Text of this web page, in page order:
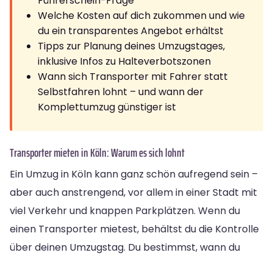
Welche Kosten auf dich zukommen und wie
du ein transparentes Angebot erhältst
Tipps zur Planung deines Umzugstages,
inklusive Infos zu Halteverbotszonen
Wann sich Transporter mit Fahrer statt
Selbstfahren lohnt – und wann der
Komplettumzug günstiger ist
Transporter mieten in Köln: Warum es sich lohnt
Ein Umzug in Köln kann ganz schön aufregend sein –
aber auch anstrengend, vor allem in einer Stadt mit
viel Verkehr und knappen Parkplätzen. Wenn du
einen Transporter mietest, behältst du die Kontrolle
über deinen Umzugstag. Du bestimmst, wann du